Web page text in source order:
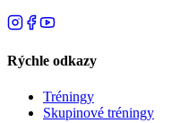
Rýchle odkazy
Tréningy
Skupinové tréningy